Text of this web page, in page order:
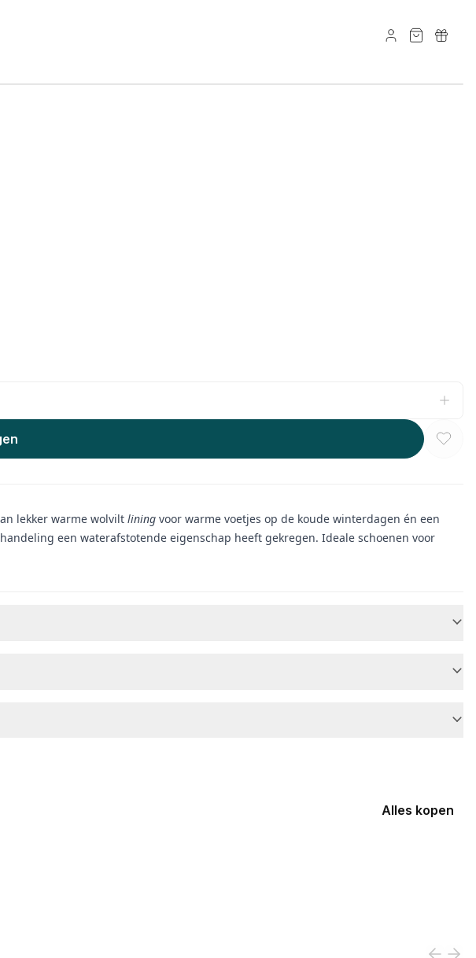
lekker warme wolvilt lining voor warme voetjes op de koude winterdagen én een
een waterafstotende eigenschap heeft gekregen. Ideale schoenen voor
Alles kopen